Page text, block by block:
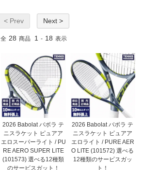
< Prev Next >
全 28 商品 1 - 18 表示
2026 Babolat バボラ テ
ニスラケット ピュアア
エロスーパーライト / PU
RE AERO SUPER LITE
(101573) 選べる12種類
のサービスガット！
2026 Babolat バボラ テ
ニスラケット ピュアア
エロライト / PURE AER
O LITE (101572) 選べる
12種類のサービスガッ
ト！